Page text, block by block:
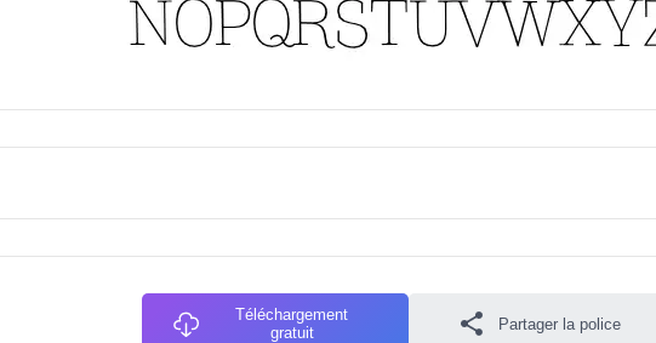
Téléchargement
gratuit
Partager la police